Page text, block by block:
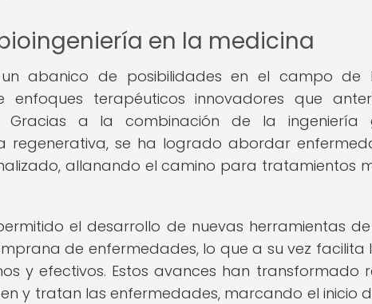
en la medicina
abanico de posibilidades en el campo de
enfoques terapéuticos innovadores que
Gracias a la combinación de la ingeniería
regenerativa, se ha logrado abordar
allanando el camino para tratamientos
el desarrollo de nuevas herramientas
de enfermedades, lo que a su vez facilita
y efectivos. Estos avances han transformado
y tratan las enfermedades, marcando el inicio